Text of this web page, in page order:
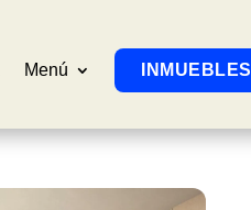
Menú INMUEBLES